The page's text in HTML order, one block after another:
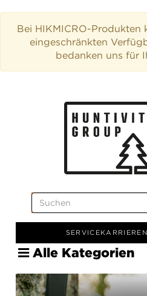
Bei HIKMICRO-Produkten
eingeschränkten
bedanken uns für
SERVICEKARRIERE
Alle Kategorien